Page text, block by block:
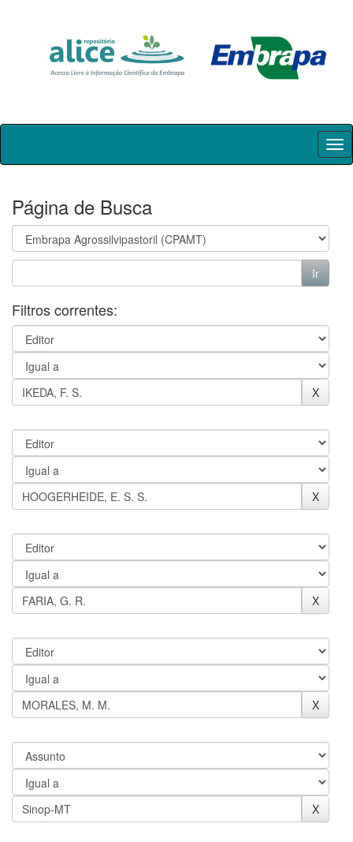
Skip
Página de Busca
Filtros correntes: